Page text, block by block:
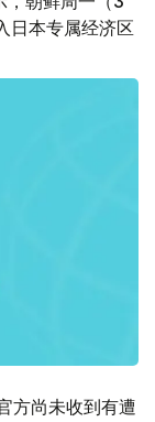
日本专属经济区
方尚未收到有遭